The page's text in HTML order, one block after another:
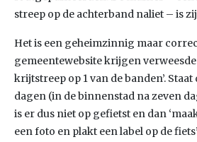
streep op de achterband naliet – is
Het is een geheimzinnig maar
gemeentewebsite krijgen verweesde
krijtstreep op 1 van de banden’.
dagen (in de binnenstad na zeven
is er dus niet op gefietst en dan
een foto en plakt een label op de